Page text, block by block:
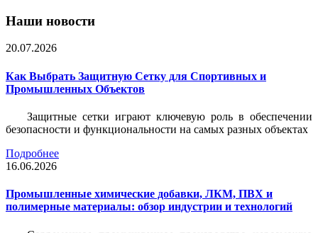
Наши новости
20.07.2026
Как Выбрать Защитную Сетку для Спортивных и
Промышленных Объектов
Защитные сетки играют ключевую роль в обеспечении
безопасности и функциональности на самых разных объектах
Подробнее
16.06.2026
Промышленные химические добавки, ЛКМ, ПВХ и
полимерные материалы: обзор индустрии и технологий